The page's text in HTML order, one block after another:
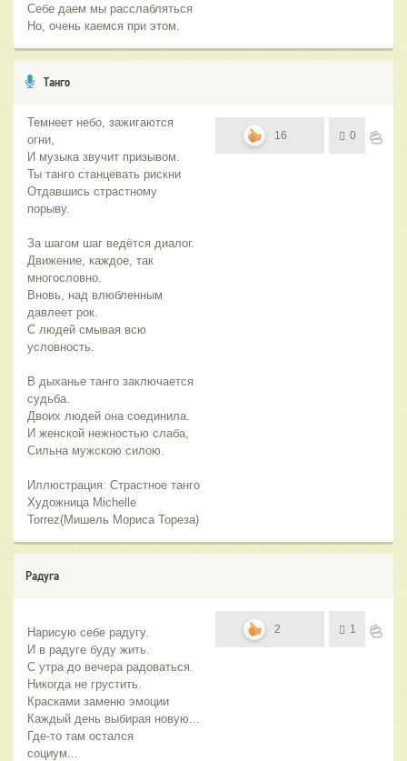
Себе даем мы расслабляться
Но, очень каемся при этом.
Танго
Темнеет небо, зажигаются
огни,
И музыка звучит призывом.
Ты танго станцевать рискни
Отдавшись страстному
порыву.
За шагом шаг ведётся диалог.
Движение, каждое, так
многословно.
Вновь, над влюбленным
давлеет рок.
С людей смывая всю
условность.
В дыханье танго заключается
судьба.
Двоих людей она соединила.
И женской нежностью слаба,
Сильна мужскою силою.
Иллюстрация: Страстное танго
Художница Michelle
Torrez(Мишель Мориса Тореза)
16 0
Радуга
Нарисую себе радугу.
И в радуге буду жить.
С утра до вечера радоваться.
Никогда не грустить.
Красками заменю эмоции
Каждый день выбирая новую...
Где-то там остался
социум...
2 1